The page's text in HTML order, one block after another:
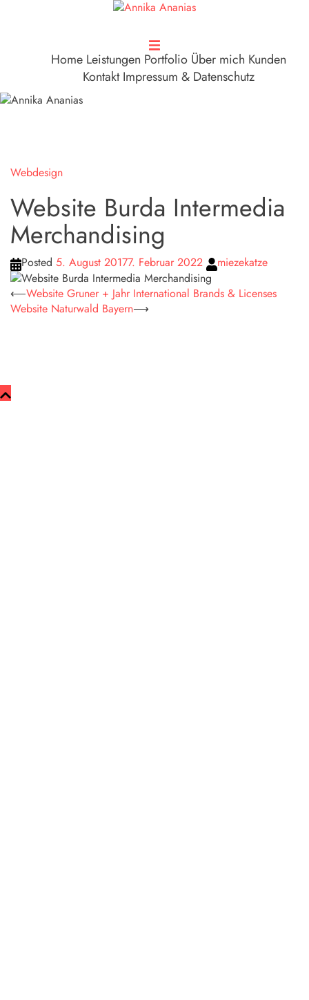
Home Leistungen Portfolio Über mich Kunden
Kontakt Impressum & Datenschutz
Webdesign
Website Burda Intermedia
Merchandising
Posted 5. August 20177. Februar 2022 miezekatze
Beitragsnavigation
⟵Website Gruner + Jahr International Brands & Licenses
Website Naturwald Bayern⟶